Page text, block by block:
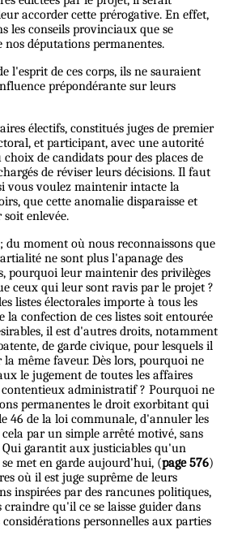
accorder cette prérogative. En effet,
les conseils provinciaux que se
nos députations permanentes.
l'esprit de ces corps, ils ne sauraient
prépondérante sur leurs
électifs, constitués juges de premier
et participant, avec une autorité
de candidats pour des places de
de réviser leurs décisions. Il faut
vous voulez maintenir intacte la
que cette anomalie disparaisse et
enlevée.
moment où nous reconnaissons que
ne sont plus l'apanage des
pourquoi leur maintenir des privilèges
ceux qui leur sont ravis par le projet ?
listes électorales importe à tous les
la confection de ces listes soit entourée
il est d'autres droits, notamment
de garde civique, pour lesquels il
même faveur. Dès lors, pourquoi ne
le jugement de toutes les affaires
administratif ? Pourquoi ne
permanentes le droit exorbitant qui
46 de la loi communale, d'annuler les
par un simple arrêté motivé, sans
garantit aux justiciables qu'un
met en garde aujourd'hui, (page 576)
où il est juge suprême de leurs
inspirées par des rancunes politiques,
qu'il ce se laisse guider dans
considérations personnelles aux parties